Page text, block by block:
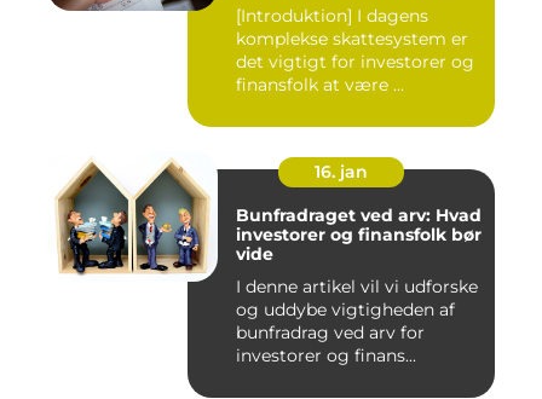
[Introduktion] I dagens
komplekse skattesystem er
det vigtigt for investorer og
finansfolk at være ...
16. jan
Bunfradraget ved arv: Hvad
investorer og finansfolk bør
vide
I denne artikel vil vi udforske
og uddybe vigtigheden af
bunfradrag ved arv for
investorer og finans...